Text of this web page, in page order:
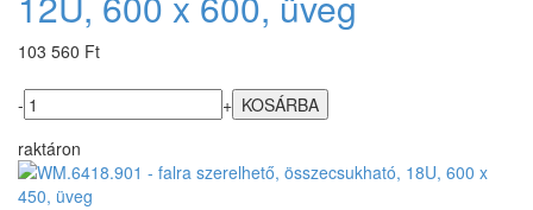
103 560 Ft
-
+
raktáron